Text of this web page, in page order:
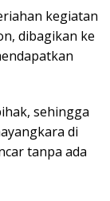
kegiatan
dibagikan ke
sehingga
di
tanpa ada